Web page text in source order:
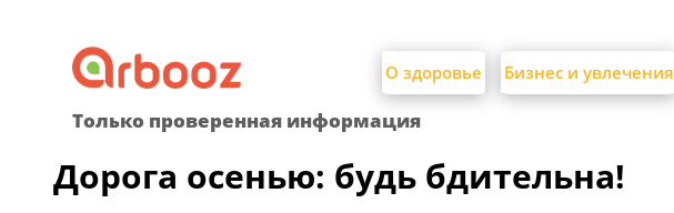
content
О здоровье Бизнес и увлечения
Только проверенная информация
Дорога осенью: будь бдительна!